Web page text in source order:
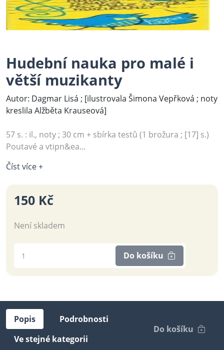
Hudební nauka pro malé i
větší muzikanty
Autor: Dagmar Lisá ; [ilustrovala Šimona Vepřková ; noty
kreslila Alžběta Krauseová]
57 s. : il., noty ; 30 cm + sbírka testů (1 brožura ; [17] s.)
Poutavé a vtipn&ea...
Číst více +
150 Kč
Není skladem
Do košíku
Popis
Podrobnosti
Ve stejné kategorii
Do košíku